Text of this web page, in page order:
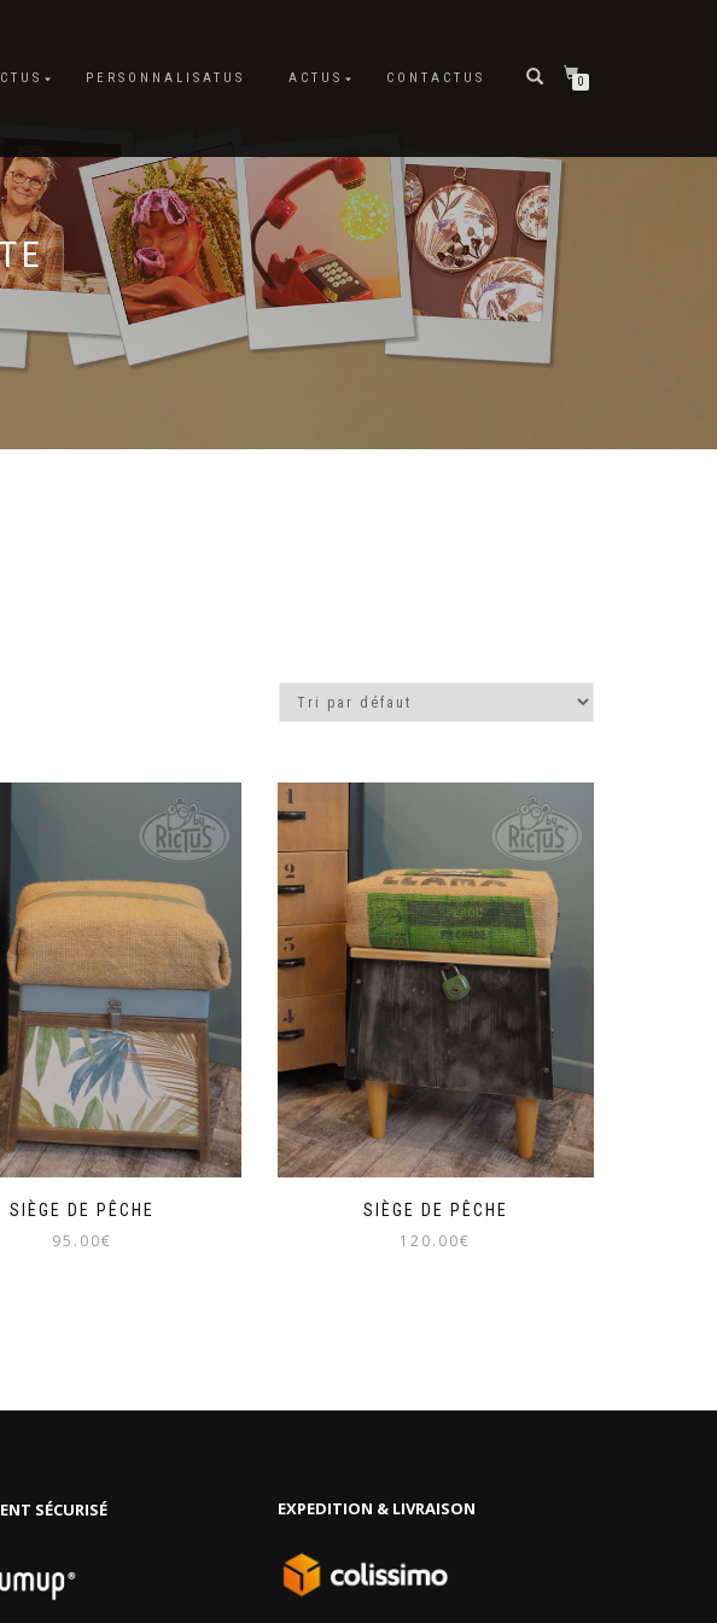
PERSONNALISATUS ACTUS CONTACTUS 0
SIÈGE DE PÊCHE
95.00€
SIÈGE DE PÊCHE
120.00€
SÉCURISÉ EXPEDITION & LIVRAISON